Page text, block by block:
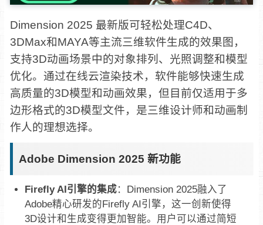
Dimension 2025 最新版可轻松处理C4D、
3DMax和MAYA等主流三维软件生成的效果图，
支持3D动画场景中的对象排列、光照调整和模型
优化。通过在线云渲染技术，软件能够快速生成
高质量的3D模型和动画效果，但目前仅适用于多
边形格式的3D模型文件，是三维设计师和动画制
作人的理想选择。
Adobe Dimension 2025 新功能
Firefly AI引擎的集成‌：Dimension 2025融入了
Adobe精心研发的Firefly AI引擎，这一创新使得
3D设计和生成变得更加智能。用户可以通过简短